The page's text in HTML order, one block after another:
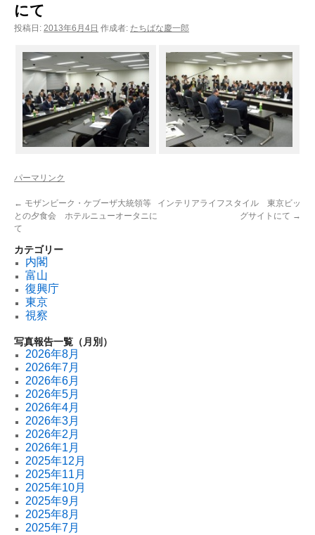
ス
キ
ッ
プ
にて
投稿日: 2013年6月4日 作成者: たちばな慶一郎
パーマリンク
← モザンビーク・ケブーザ大統領等
との夕食会 ホテルニューオータニに
て
インテリアライフスタイル 東京ビッ
グサイトにて →
カテゴリー
内閣
富山
復興庁
東京
視察
写真報告一覧（月別）
2026年8月
2026年7月
2026年6月
2026年5月
2026年4月
2026年3月
2026年2月
2026年1月
2025年12月
2025年11月
2025年10月
2025年9月
2025年8月
2025年7月